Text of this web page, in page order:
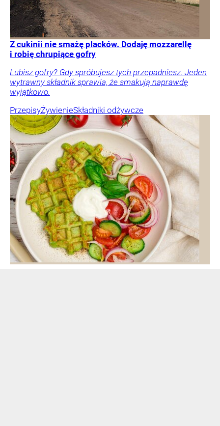
Z cukinii nie smażę placków. Dodaję mozzarellę
i robię chrupiące gofry
Lubisz gofry? Gdy spróbujesz tych przepadniesz. Jeden
wytrawny składnik sprawia, że smakują naprawdę
wyjątkowo.
PrzepisyŻywienieSkładniki odżywcze